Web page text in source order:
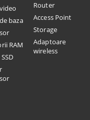
baza
RAM
Router
Access Point
Storage
Adaptoare
wireless